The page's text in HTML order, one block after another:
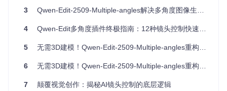
return
这种架构实现了"理解-转换-渲染"的全流程智能化，使视角生
内置的8步Lightning采样器进一步将生成时间压缩至传统方法
3 Qwen-Edit-2509-Multiple-angles解决多角度图像生成效率难题的5个突破：从重复拍摄到智能生成的实践指南
4 Qwen-Edit多角度插件终极指南：12种镜头控制快速提升创意效率
5 无需3D建模！Qwen-Edit-2509-Multiple-angles重构图像编辑镜头控制逻辑
6 无需3D建模！Qwen-Edit-2509-Multiple-angles重构图像编辑镜头控制逻辑
7 颠覆视觉创作：揭秘AI镜头控制的底层逻辑